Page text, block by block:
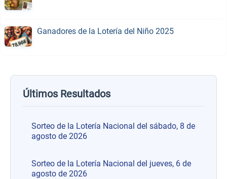
Ganadores de la Lotería del Niño 2025
Últimos Resultados
Sorteo de la Lotería Nacional del sábado, 8 de
agosto de 2026
Sorteo de la Lotería Nacional del jueves, 6 de
agosto de 2026